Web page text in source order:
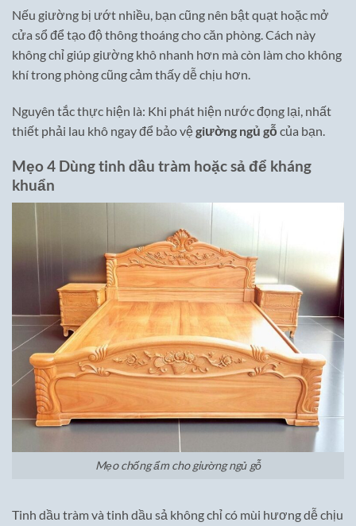
Nếu giường bị ướt nhiều, bạn cũng nên bật quạt hoặc mở
cửa sổ để tạo độ thông thoáng cho căn phòng. Cách này
không chỉ giúp giường khô nhanh hơn mà còn làm cho không
khí trong phòng cũng cảm thấy dễ chịu hơn.
Nguyên tắc thực hiện là: Khi phát hiện nước đọng lại, nhất
thiết phải lau khô ngay để bảo vệgiường ngủ gỗ của bạn.
Mẹo 4 Dùng tinh dầu tràm hoặc sả để kháng
khuẩn
Mẹo chống ẩm cho giường ngủ gỗ
Tinh dầu tràm và tinh dầu sả không chỉ có mùi hương dễ chịu